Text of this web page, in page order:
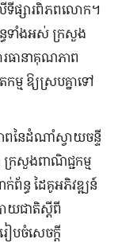
ទីផ្សារពិភពលោក។
ធទាំងអស់ ក្រសួង
រធានាគុណភាព
ម្ម ឱ្យស្របគ្នាទៅ
នៃដំណាំស្វាយចន្ទី
ក្រសួងពាណិជ្ជកម្ម
ព័ន្ធ ដៃគូអភិវឌ្ឍន៍
យជាតិស្តីពី
ៀបចំសេចក្តី